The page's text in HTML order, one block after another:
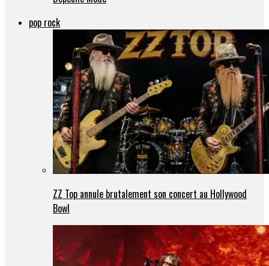
pop rock
ZZ Top annule brutalement son concert au Hollywood
Bowl